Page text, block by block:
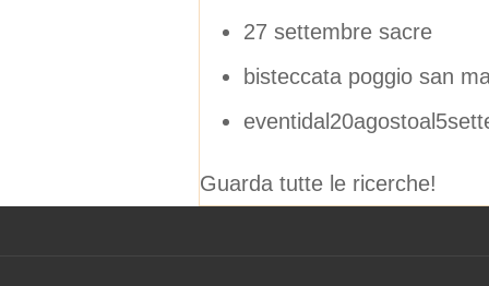
27 settembre sacre
bisteccata poggio san
Guarda tutte le ricerche!